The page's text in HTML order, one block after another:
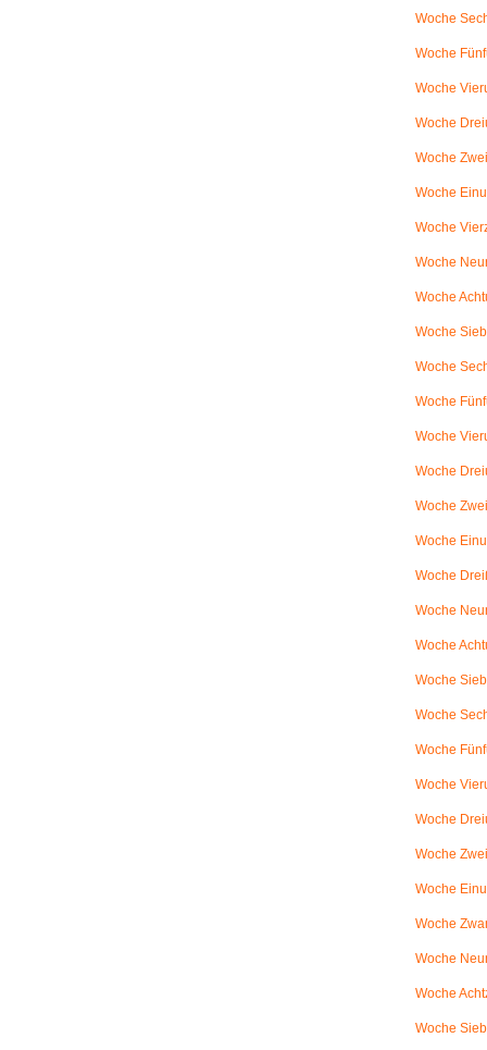
Woche
Woche
Woche
Woche
Woche
Woche
Woche
Woche
Woche
Woche
Woche
Woche
Woche
Woche
Woche
Woche
Woche
Woche
Woche
Woche
Woche
Woche
Woche
Woche
Woche
Woche
Woche
Woche
Woche
Woche